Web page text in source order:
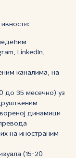
LinkedIn,
каналима, на
до 35 месечно) уз
динамици
на иностраним
(15-20